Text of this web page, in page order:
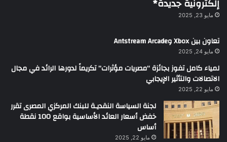
إلكترونية جديدة*
مايو 23, 2025
تعاون بين Xbox وAntstream Arcade
مايو 24, 2025
لمياء كامل تفوز بجائزة “مصريات مؤثرات” تكريماً لدورها الرائد في مجال
الاتصالات والتأثير الإيجابي
مايو 22, 2025
لجنة السياسة النقديـة للبنك المركزي المصرى تقرر
خفض أسعار العائد الأساسية بواقع 100 نقطة
أساس
مايو 22, 2025